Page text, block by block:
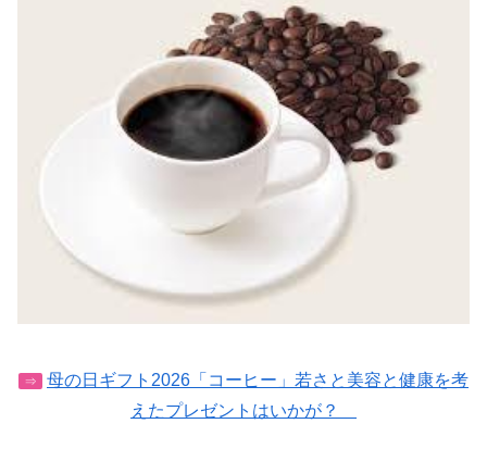
⇒
母の日ギフト2026「コーヒー」若さと美容と健康を考
えたプレゼントはいかが？